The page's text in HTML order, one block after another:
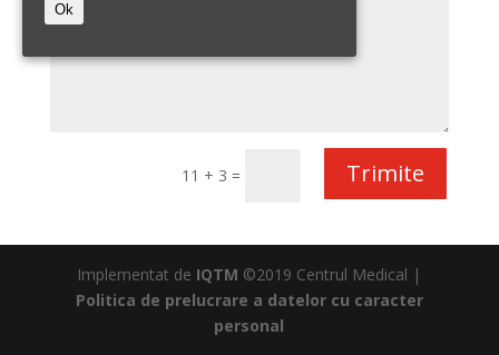
11 + 3 = Trimite
Implementat de IQTM ©2019 Centrul Medical |
Politica de prelucrare a datelor cu caracter
personal
Ok